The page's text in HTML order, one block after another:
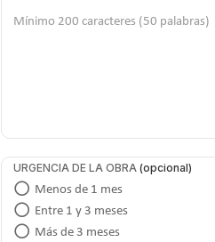
URGENCIA DE LA OBRA
Menos de 1 mes
Entre 1 y 3 meses
Más de 3 meses